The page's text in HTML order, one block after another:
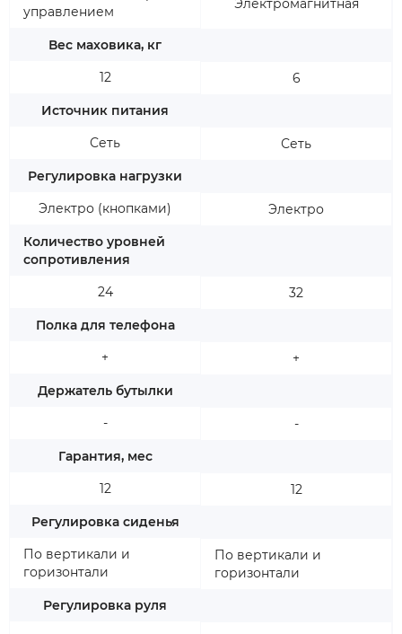
управлением
Вес маховика, кг
12
Источник питания
Сеть
Регулировка нагрузки
Электро (кнопками)
Количество уровней
сопротивления
24
Полка для телефона
+
Держатель бутылки
-
Гарантия, мес
12
Регулировка сиденья
По вертикали и
горизонтали
Регулировка руля
Электромагнитная
6
Сеть
Электро
32
+
-
12
По вертикали и
горизонтали